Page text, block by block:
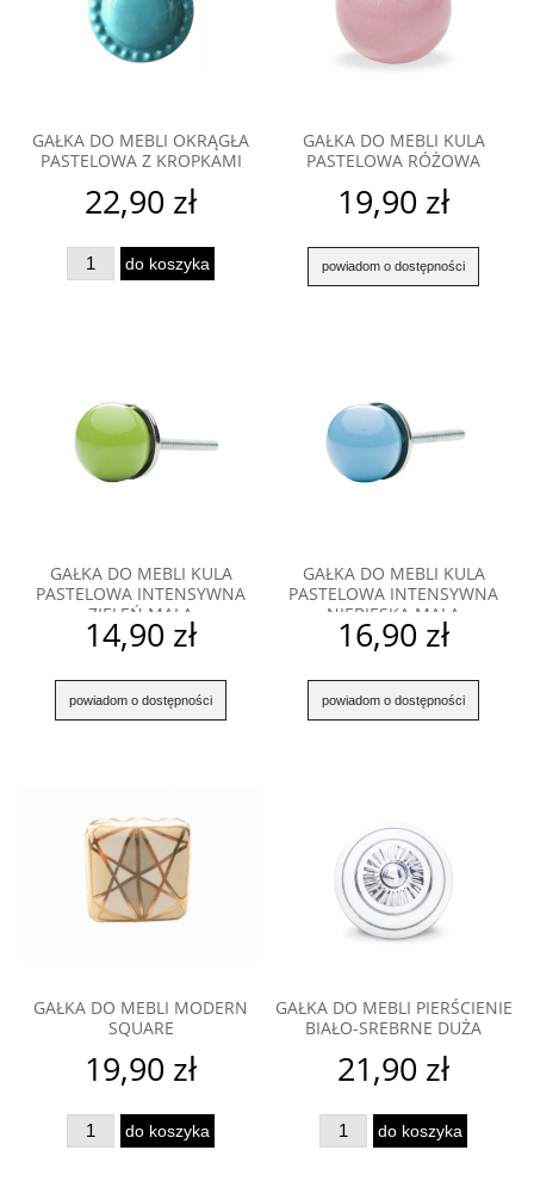
GAŁKA DO MEBLI OKRĄGŁA
PASTELOWA Z KROPKAMI
22,90 zł
do koszyka
GAŁKA DO MEBLI KULA
PASTELOWA RÓŻOWA
19,90 zł
powiadom o dostępności
GAŁKA DO MEBLI KULA
PASTELOWA INTENSYWNA
ZIELEŃ MAŁA
14,90 zł
powiadom o dostępności
GAŁKA DO MEBLI KULA
PASTELOWA INTENSYWNA
NIEBIESKA MAŁA
16,90 zł
powiadom o dostępności
GAŁKA DO MEBLI MODERN
SQUARE
19,90 zł
do koszyka
GAŁKA DO MEBLI PIERŚCIENIE
BIAŁO-SREBRNE DUŻA
21,90 zł
do koszyka